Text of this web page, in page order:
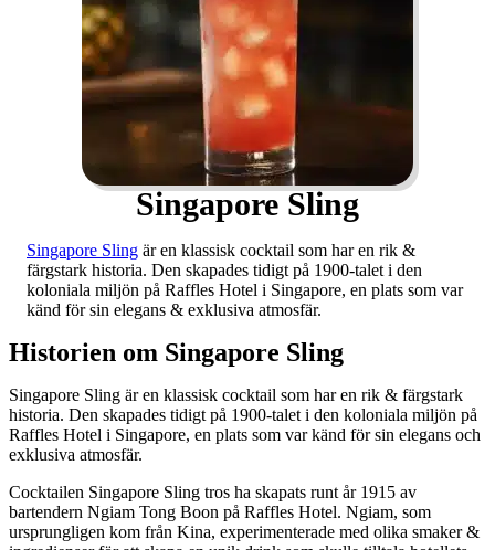
Singapore Sling
Singapore Sling är en klassisk cocktail som har en rik &
färgstark historia. Den skapades tidigt på 1900-talet i den
koloniala miljön på Raffles Hotel i Singapore, en plats som var
känd för sin elegans & exklusiva atmosfär.
Historien om Singapore Sling
Singapore Sling är en klassisk cocktail som har en rik & färgstark
historia. Den skapades tidigt på 1900-talet i den koloniala miljön på
Raffles Hotel i Singapore, en plats som var känd för sin elegans och
exklusiva atmosfär.
Cocktailen Singapore Sling tros ha skapats runt år 1915 av
bartendern Ngiam Tong Boon på Raffles Hotel. Ngiam, som
ursprungligen kom från Kina, experimenterade med olika smaker &